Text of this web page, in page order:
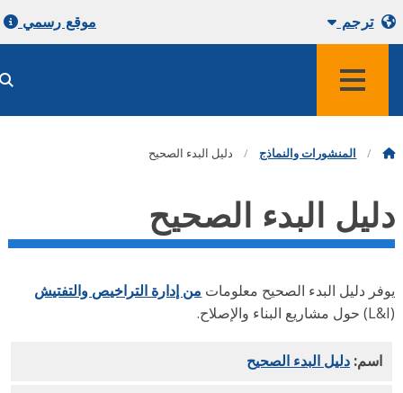
موقع رسمي ترجم
قائمة طعام
المنشورات والنماذج دليل البدء الصحيح
البدء الصحيح
دليل البدء الصحيح معلوماتمن إدارة التراخيص والتفتيش
اسم:دليل البدء الصحيحPDF